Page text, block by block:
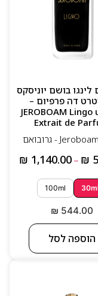
לינגו בושם יוניסקס
דה פרפיום –
JEROBOAM Lingo
Extrait de
₪
–
₪ 1,140.00
100ml
₪ 544.00
הוספה לסל